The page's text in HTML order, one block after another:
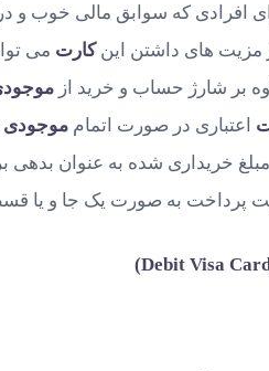
افرادی که سوابق مالی خوب و
مزیت های داشتن اینکارت می
بر شارژ حساب و خرید از
اعتباری در صورت اتمام موجودی
خریداری شده به عنوان بدهی
پرداخت به صورت یک جا و یا